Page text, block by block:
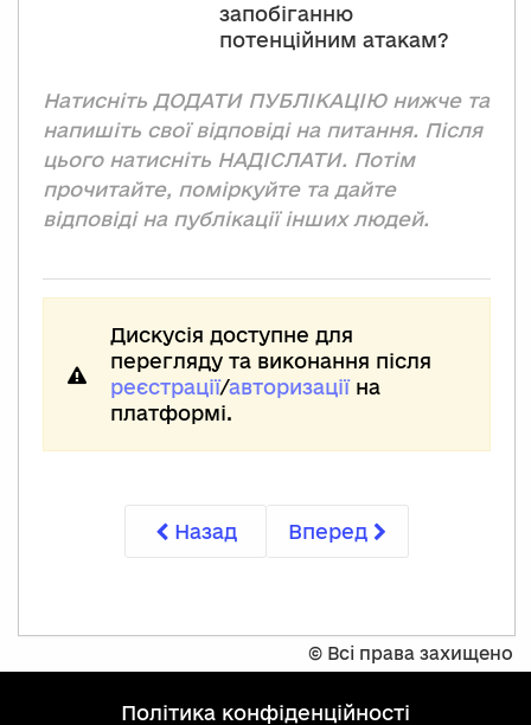
запобіганню
потенційним атакам?
Натисніть ДОДАТИ ПУБЛІКАЦІЮ нижче та
напишіть свої відповіді на питання. Після
цього натисніть НАДІСЛАТИ. Потім
прочитайте, поміркуйте та дайте
відповіді на публікації інших людей.
Дискусія доступне для
перегляду та виконання після
реєстрації/авторизаціїна
платформі.
Назад Вперед
© Всі права захищено
політика конфіденційності